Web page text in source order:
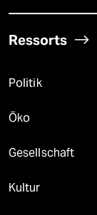
Ressorts
Politik
Öko
Gesellschaft
Kultur